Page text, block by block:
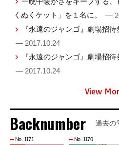
くぬくケット」を１名に。
—
『永遠のジャンゴ』劇場招
— 2017.10.24
『永遠のジャンゴ』劇場招待
— 2017.10.24
View
Backnumber 過去の
No. 1171 No. 1170